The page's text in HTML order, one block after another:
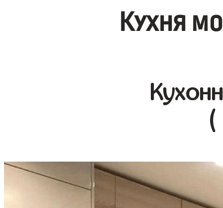
Кухня
(